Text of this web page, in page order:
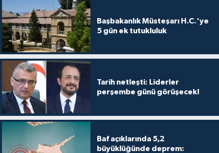
Başbakanlık Müsteşarı H.C.'ye
5 gün ek tutukluluk
Tarih netleşti: Liderler
perşembe günü görüşecek!
Baf açıklarında 5,2
büyüklüğünde deprem: